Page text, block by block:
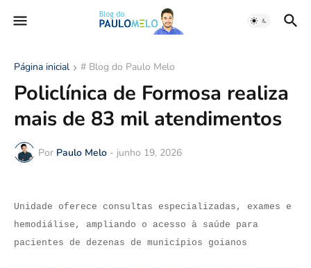
Página inicial # Blog do Paulo Melo
Policlínica de Formosa realiza
mais de 83 mil atendimentos
Por Paulo Melo - junho 19, 2026
Unidade oferece consultas especializadas, exames e
hemodiálise, ampliando o acesso à saúde para
pacientes de dezenas de municípios goianos